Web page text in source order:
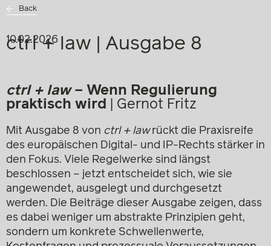
Back
ctrl + law | Ausgabe 8
10.02.2026
ctrl + law– Wenn Regulierung
praktisch wird
Gernot Fritz
Mit Ausgabe 8 von ctrl + lawrückt die Praxisreife
des europäischen Digital- und IP-Rechts stärker in
den Fokus. Viele Regelwerke sind längst
beschlossen – jetzt entscheidet sich, wie sie
angewendet, ausgelegt und durchgesetzt
werden. Die Beiträge dieser Ausgabe zeigen, dass
es dabei weniger um abstrakte Prinzipien geht,
sondern um konkrete Schwellenwerte,